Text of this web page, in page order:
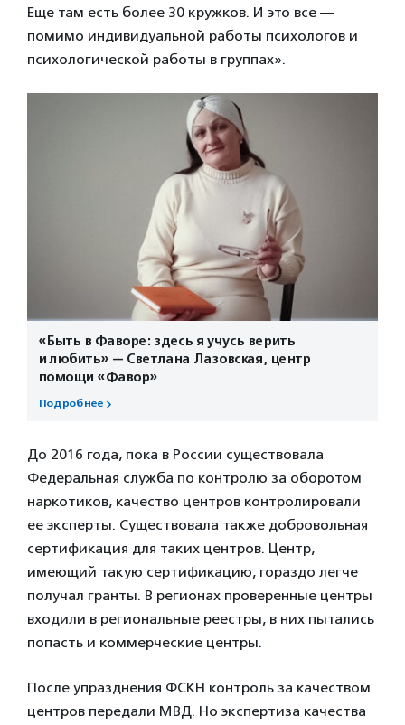
Еще там есть более 30 кружков. И это все —
помимо индивидуальной работы психологов и
психологической работы в группах».
«Быть в Фаворе: здесь я учусь верить
и любить» — Светлана Лазовская, центр
помощи «Фавор»
Подробнее
До 2016 года, пока в России существовала
Федеральная служба по контролю за оборотом
наркотиков, качество центров контролировали
ее эксперты. Существовала также добровольная
сертификация для таких центров. Центр,
имеющий такую сертификацию, гораздо легче
получал гранты. В регионах проверенные центры
входили в региональные реестры, в них пытались
попасть и коммерческие центры.
После упразднения ФСКН контроль за качеством
центров передали МВД. Но экспертиза качества